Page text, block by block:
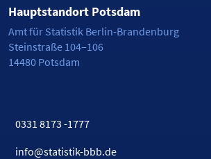
Hauptstandort Potsdam
Amt für Statistik Berlin-Brandenburg
Steinstraße 104–106
14480 Potsdam
0331 8173 -1777
info@statistik-bbb.de